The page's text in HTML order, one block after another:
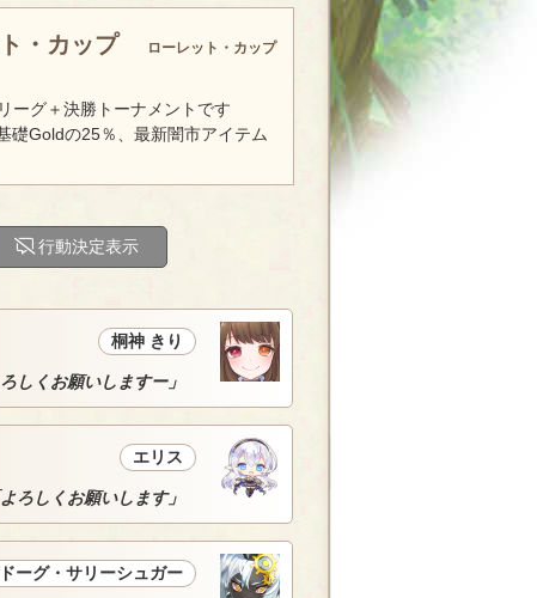
・カップ ローレット・カップ
ーグ＋決勝トーナメントです
礎Goldの25％、最新闇市アイテム
行動決定表示
桐神 きり
ろしくお願いしますー」
エリス
よろしくお願いします」
ーグ・サリーシュガー